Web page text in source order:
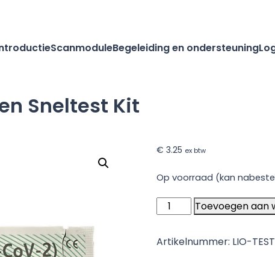
ScanmoduleBegeleiding en ondersteuning
Sneltest Kit
€ 3.25 ex btw
Op voorraad (kan
Deep
Blue
Speeksel
Antigeen
Toevoegen aan
Artikelnummer: LIO-